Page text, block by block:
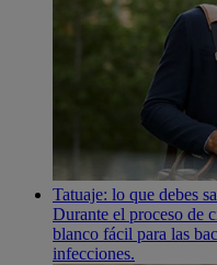
Tatuaje: lo que debes
Durante el proceso de
blanco fácil para las
infecciones.